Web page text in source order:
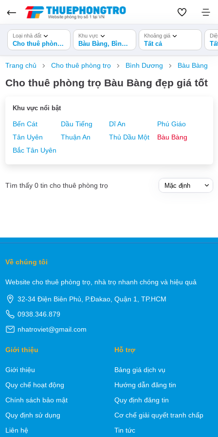
Loại nhà đất
Cho thuê phòng trọ
Khu vực
Bàu Bàng, Bình Dương
Khoảng giá
Tất cả
Trang chủ Cho thuê phòng trọ Bình Dương Bàu Bàng
Cho thuê phòng trọ Bàu Bàng đẹp giá tốt
Khu vực nổi bật
Bến Cát Dầu Tiếng Dĩ An
Phú Giáo
Tân Uyên
Thuận An Thủ Dầu Một
Bàu Bàng
Bắc Tân Uyên
Tìm thấy 0 tin cho thuê phòng trọ
Về chúng tôi
Website cho thuê phòng trọ, nhà trọ nhanh chóng và hiệu quả
32-34 Điện Biên Phủ, P.Đakao, Quận 1, TP.HCM
0938.346.879
nhatroviet@gmail.com
Giới thiệu
Giới thiệu
Quy chế hoạt động
Chính sách bảo mật
Quy định sử dụng
Liên hệ
Hỗ trợ
Bảng giá dịch vụ
Hướng dẫn đăng tin
Quy định đăng tin
Cơ chế giải quyết tranh chấp
Tin tức